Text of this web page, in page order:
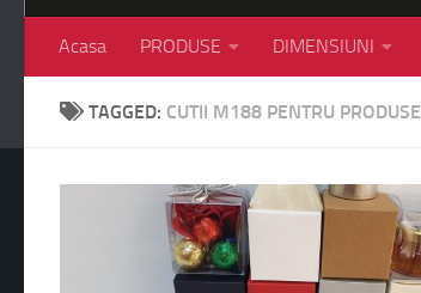
Acasa PRODUSE DIMENSIUNI
TAGGED: CUTII M188 PENTRU PRODUSE